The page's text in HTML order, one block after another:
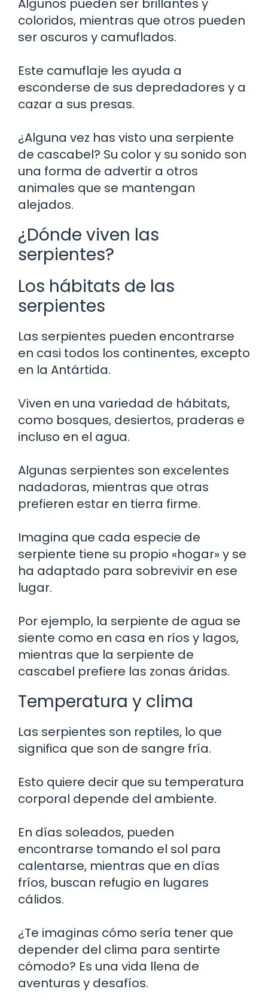
Algunos pueden ser brillantes y
coloridos, mientras que otros pueden
ser oscuros y camuflados.
Este camuflaje les ayuda a
esconderse de sus depredadores y a
cazar a sus presas.
¿Alguna vez has visto una serpiente
de cascabel? Su color y su sonido son
una forma de advertir a otros
animales que se mantengan
alejados.
¿Dónde viven las
serpientes?
Los hábitats de las
serpientes
Las serpientes pueden encontrarse
en casi todos los continentes, excepto
en la Antártida.
Viven en una variedad de hábitats,
como bosques, desiertos, praderas e
incluso en el agua.
Algunas serpientes son excelentes
nadadoras, mientras que otras
prefieren estar en tierra firme.
Imagina que cada especie de
serpiente tiene su propio «hogar» y se
ha adaptado para sobrevivir en ese
lugar.
Por ejemplo, la serpiente de agua se
siente como en casa en ríos y lagos,
mientras que la serpiente de
cascabel prefiere las zonas áridas.
Temperatura y clima
Las serpientes son reptiles, lo que
significa que son de sangre fría.
Esto quiere decir que su temperatura
corporal depende del ambiente.
En días soleados, pueden
encontrarse tomando el sol para
calentarse, mientras que en días
fríos, buscan refugio en lugares
cálidos.
¿Te imaginas cómo sería tener que
depender del clima para sentirte
cómodo? Es una vida llena de
aventuras y desafíos.